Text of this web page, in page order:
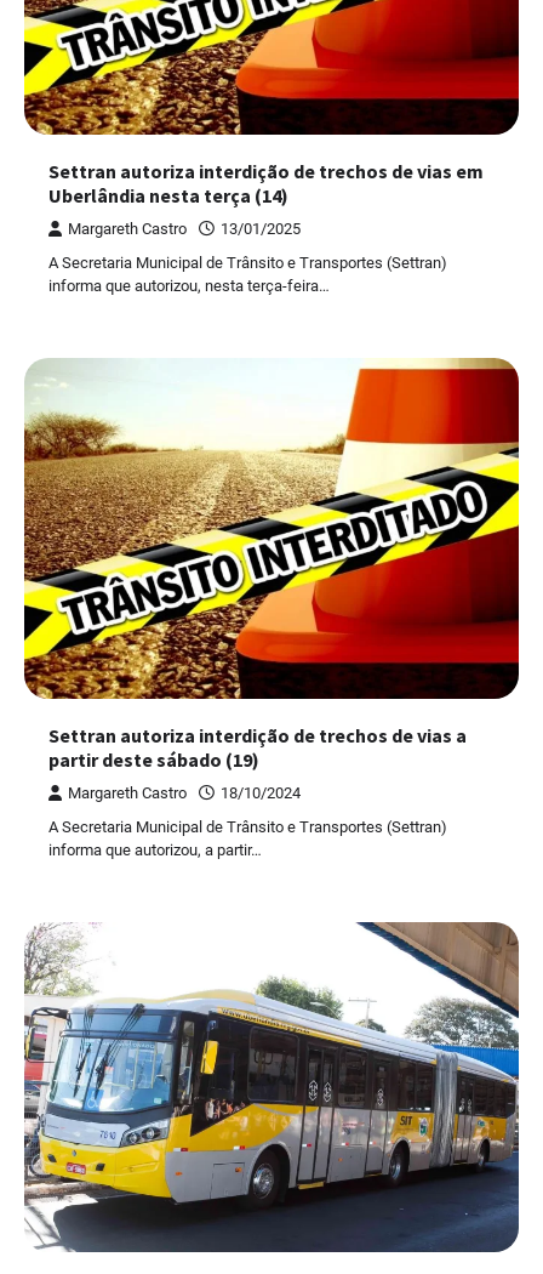
Settran autoriza interdição de trechos de vias em
Uberlândia nesta terça (14)
Margareth Castro
13/01/2025
A Secretaria Municipal de Trânsito e Transportes (Settran)
informa que autorizou, nesta terça-feira…
Settran autoriza interdição de trechos de vias a
partir deste sábado (19)
Margareth Castro
18/10/2024
A Secretaria Municipal de Trânsito e Transportes (Settran)
informa que autorizou, a partir…